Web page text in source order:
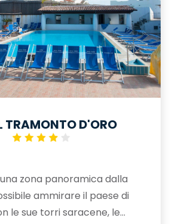
TRAMONTO D'ORO
zona panoramica dalla
ammirare il paese di
le sue torri saracene, le